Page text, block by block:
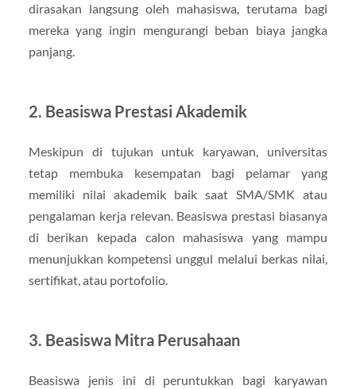
dirasakan langsung oleh mahasiswa, terutama bagi
mereka yang ingin mengurangi beban biaya jangka
panjang.
2. Beasiswa Prestasi Akademik
Meskipun di tujukan untuk karyawan, universitas
tetap membuka kesempatan bagi pelamar yang
memiliki nilai akademik baik saat SMA/SMK atau
pengalaman kerja relevan. Beasiswa prestasi biasanya
di berikan kepada calon mahasiswa yang mampu
menunjukkan kompetensi unggul melalui berkas nilai,
sertifikat, atau portofolio.
3. Beasiswa Mitra Perusahaan
Beasiswa jenis ini di peruntukkan bagi karyawan